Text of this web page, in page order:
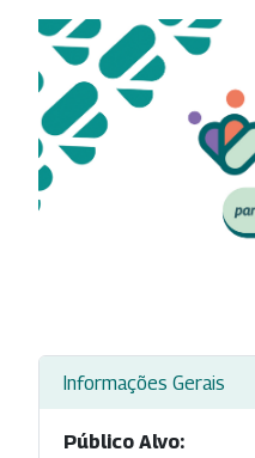
Informações Gerais
Público Alvo: